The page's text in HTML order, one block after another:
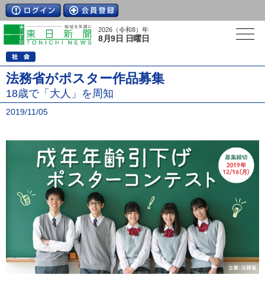
2026（令和8）年
8月9日 日曜日
法務省がポスター作品募集
18歳で「大人」を周知
2019/11/05